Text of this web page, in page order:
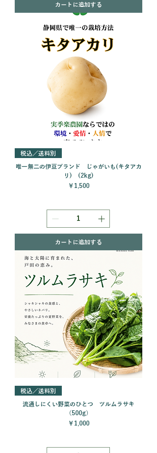
カートに追加する
税込／送料別
唯一無二の伊豆ブランド じゃがいも(キタアカ
リ) (2kg)
価格
￥1,500
カートに追加する
税込／送料別
流通しにくい野菜のひとつ ツルムラサキ
（500g）
価格
￥1,000